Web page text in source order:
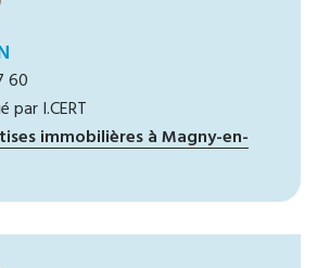
60
I.CERT
immobilières à Magny-en-